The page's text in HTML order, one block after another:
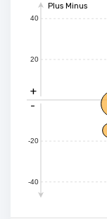
-40
-20
20
40
+
Plus Minus
-